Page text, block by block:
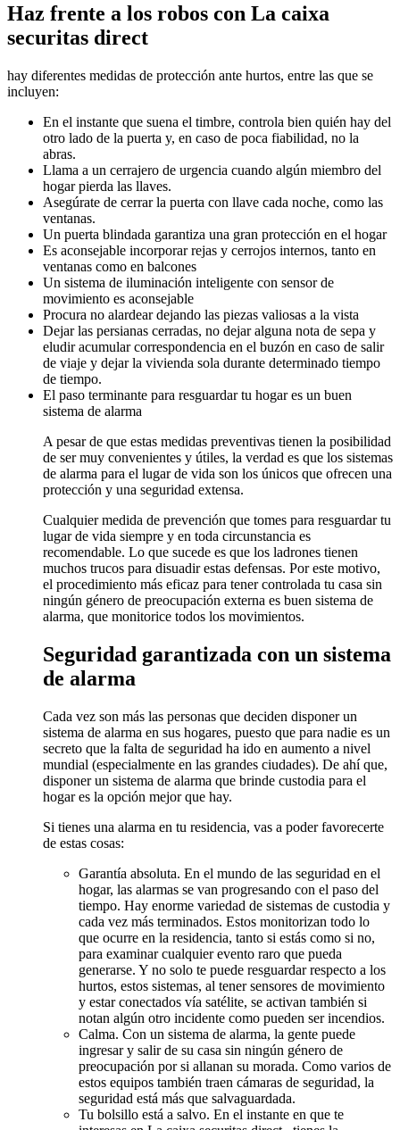
Haz frente a los robos con La caixa
securitas direct
hay diferentes medidas de protección ante hurtos, entre las que se
incluyen:
En el instante que suena el timbre, controla bien quién hay del
otro lado de la puerta y, en caso de poca fiabilidad, no la
abras.
Llama a un cerrajero de urgencia cuando algún miembro del
hogar pierda las llaves.
Asegúrate de cerrar la puerta con llave cada noche, como las
ventanas.
Un puerta blindada garantiza una gran protección en el hogar
Es aconsejable incorporar rejas y cerrojos internos, tanto en
ventanas como en balcones
Un sistema de iluminación inteligente con sensor de
movimiento es aconsejable
Procura no alardear dejando las piezas valiosas a la vista
Dejar las persianas cerradas, no dejar alguna nota de sepa y
eludir acumular correspondencia en el buzón en caso de salir
de viaje y dejar la vivienda sola durante determinado tiempo
de tiempo.
El paso terminante para resguardar tu hogar es un buen
sistema de alarma
A pesar de que estas medidas preventivas tienen la posibilidad
de ser muy convenientes y útiles, la verdad es que los sistemas
de alarma para el lugar de vida son los únicos que ofrecen una
protección y una seguridad extensa.
Cualquier medida de prevención que tomes para resguardar tu
lugar de vida siempre y en toda circunstancia es
recomendable. Lo que sucede es que los ladrones tienen
muchos trucos para disuadir estas defensas. Por este motivo,
el procedimiento más eficaz para tener controlada tu casa sin
ningún género de preocupación externa es buen sistema de
alarma, que monitorice todos los movimientos.
Seguridad garantizada con un sistema
de alarma
Cada vez son más las personas que deciden disponer un
sistema de alarma en sus hogares, puesto que para nadie es un
secreto que la falta de seguridad ha ido en aumento a nivel
mundial (especialmente en las grandes ciudades). De ahí que,
disponer un sistema de alarma que brinde custodia para el
hogar es la opción mejor que hay.
Si tienes una alarma en tu residencia, vas a poder favorecerte
de estas cosas:
Garantía absoluta. En el mundo de las seguridad en el
hogar, las alarmas se van progresando con el paso del
tiempo. Hay enorme variedad de sistemas de custodia y
cada vez más terminados. Estos monitorizan todo lo
que ocurre en la residencia, tanto si estás como si no,
para examinar cualquier evento raro que pueda
generarse. Y no solo te puede resguardar respecto a los
hurtos, estos sistemas, al tener sensores de movimiento
y estar conectados vía satélite, se activan también si
notan algún otro incidente como pueden ser incendios.
Calma. Con un sistema de alarma, la gente puede
ingresar y salir de su casa sin ningún género de
preocupación por si allanan su morada. Como varios de
estos equipos también traen cámaras de seguridad, la
seguridad está más que salvaguardada.
Tu bolsillo está a salvo. En el instante en que te